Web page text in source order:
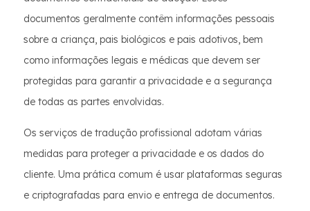
documentos geralmente contêm informações pessoais
sobre a criança, pais biológicos e pais adotivos, bem
como informações legais e médicas que devem ser
protegidas para garantir a privacidade e a segurança
de todas as partes envolvidas.
Os serviços de tradução profissional adotam várias
medidas para proteger a privacidade e os dados do
cliente. Uma prática comum é usar plataformas seguras
e criptografadas para envio e entrega de documentos.